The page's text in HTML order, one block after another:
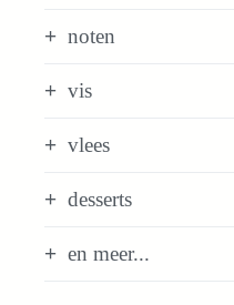
noten
vis
vlees
desserts
en meer...